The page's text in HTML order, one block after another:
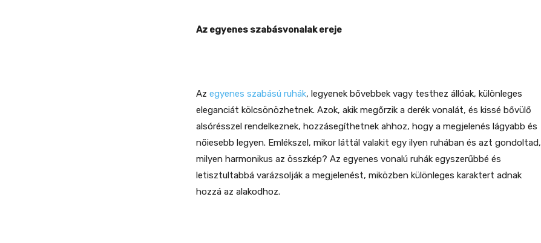
Az egyenes szabásvonalak ereje
Az egyenes szabású ruhák, legyenek bővebbek vagy testhez állóak, különleges
eleganciát kölcsönözhetnek. Azok, akik megőrzik a derék vonalát, és kissé bővülő
alsórésszel rendelkeznek, hozzásegíthetnek ahhoz, hogy a megjelenés lágyabb és
nőiesebb legyen. Emlékszel, mikor láttál valakit egy ilyen ruhában és azt gondoltad,
milyen harmonikus az összkép? Az egyenes vonalú ruhák egyszerűbbé és
letisztultabbá varázsolják a megjelenést, miközben különleges karaktert adnak
hozzá az alakodhoz.